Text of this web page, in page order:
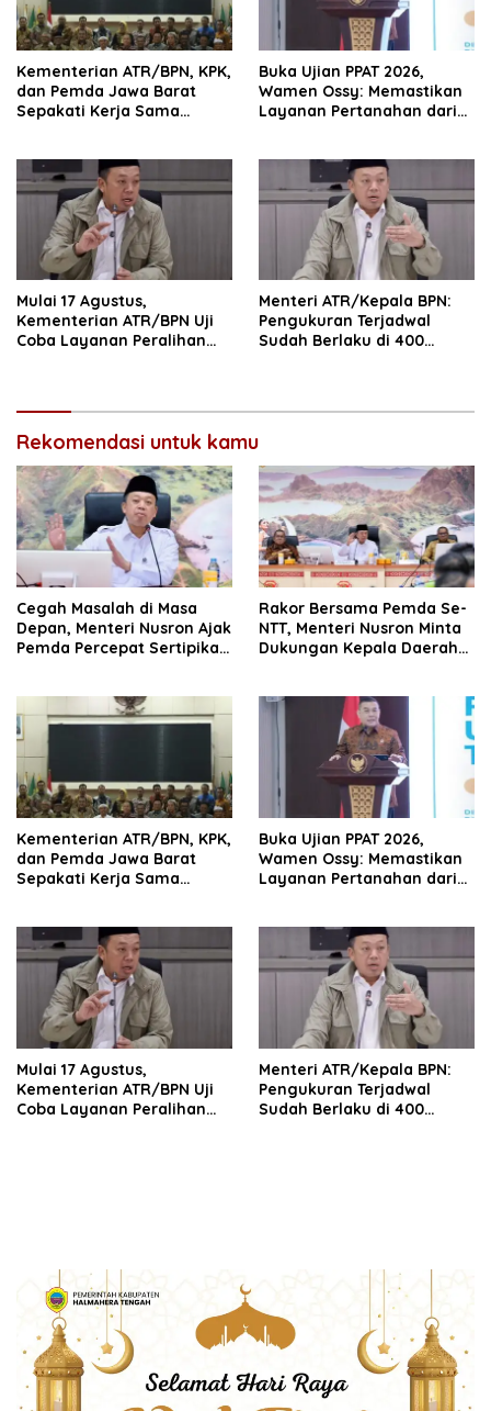
Kementerian ATR/BPN, KPK,
dan Pemda Jawa Barat
Sepakati Kerja Sama
Ekonomi Daerah
Buka Ujian PPAT 2026,
Wamen Ossy: Memastikan
Layanan Pertanahan dari
Berintegritas
Mulai 17 Agustus,
Kementerian ATR/BPN Uji
Coba Layanan Peralihan
Menteri ATR/Kepala BPN:
Pengukuran Terjadwal
Sudah Berlaku di 400
Rekomendasi untuk kamu
Cegah Masalah di Masa
Depan, Menteri Nusron Ajak
Pemda Percepat Sertipikasi
Rakor Bersama Pemda Se-
NTT, Menteri Nusron Minta
Dukungan Kepala Daerah
Kementerian ATR/BPN, KPK,
dan Pemda Jawa Barat
Sepakati Kerja Sama
Ekonomi Daerah
Buka Ujian PPAT 2026,
Wamen Ossy: Memastikan
Layanan Pertanahan dari
Berintegritas
Mulai 17 Agustus,
Kementerian ATR/BPN Uji
Coba Layanan Peralihan
Menteri ATR/Kepala BPN:
Pengukuran Terjadwal
Sudah Berlaku di 400